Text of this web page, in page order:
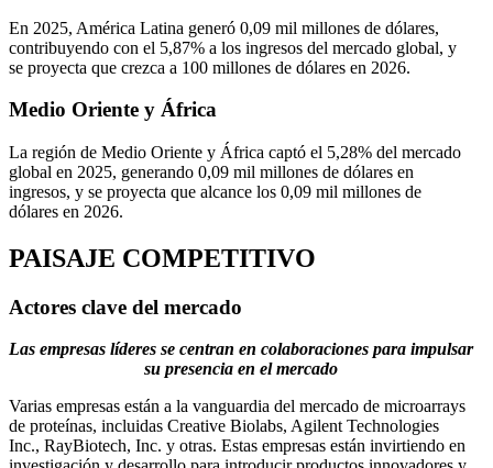
En 2025, América Latina generó 0,09 mil millones de dólares,
contribuyendo con el 5,87% a los ingresos del mercado global, y
se proyecta que crezca a 100 millones de dólares en 2026.
Medio Oriente y África
La región de Medio Oriente y África captó el 5,28% del mercado
global en 2025, generando 0,09 mil millones de dólares en
ingresos, y se proyecta que alcance los 0,09 mil millones de
dólares en 2026.
PAISAJE COMPETITIVO
Actores clave del mercado
Las empresas líderes se centran en colaboraciones para impulsar
su presencia en el mercado
Varias empresas están a la vanguardia del mercado de microarrays
de proteínas, incluidas Creative Biolabs, Agilent Technologies
Inc., RayBiotech, Inc. y otras. Estas empresas están invirtiendo en